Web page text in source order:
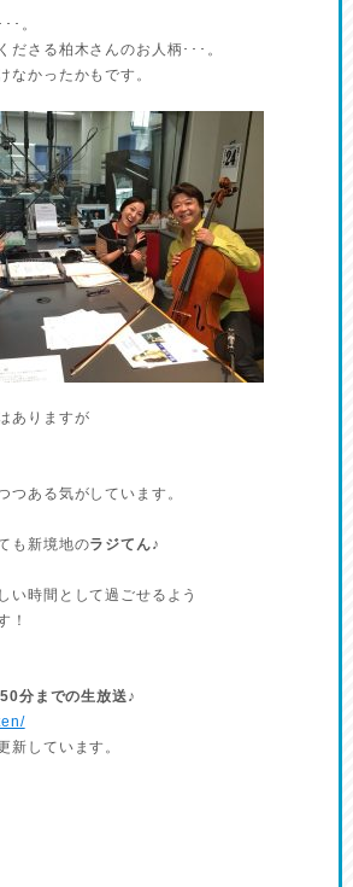
･。
ださる柏木さんのお人柄･･･。
なかったかもです。
ありますが
つある気がしています。
も新境地のラジてん♪
い時間として過ごせるよう
！
分までの生放送♪
新しています。